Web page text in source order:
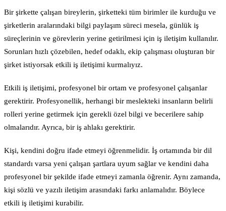
Bir şirkette çalışan bireylerin, şirketteki tüm birimler ile kurduğu ve
şirketlerin aralarındaki bilgi paylaşım süreci mesela, günlük iş
süreçlerinin ve görevlerin yerine getirilmesi için iş iletişim kullanılır.
Sorunları hızlı çözebilen, hedef odaklı, ekip çalışması oluşturan bir
şirket istiyorsak etkili iş iletişimi kurmalıyız.
Etkili iş iletişimi, profesyonel bir ortam ve profesyonel çalışanlar
gerektirir. Profesyonellik, herhangi bir meslekteki insanların belirli
rolleri yerine getirmek için gerekli özel bilgi ve becerilere sahip
olmalarıdır. Ayrıca, bir iş ahlakı gerektirir.
Kişi, kendini doğru ifade etmeyi öğrenmelidir. İş ortamında bir dil
standardı varsa yeni çalışan şartlara uyum sağlar ve kendini daha
profesyonel bir şekilde ifade etmeyi zamanla öğrenir. Aynı zamanda,
kişi sözlü ve yazılı iletişim arasındaki farkı anlamalıdır. Böylece
etkili iş iletişimi kurabilir.